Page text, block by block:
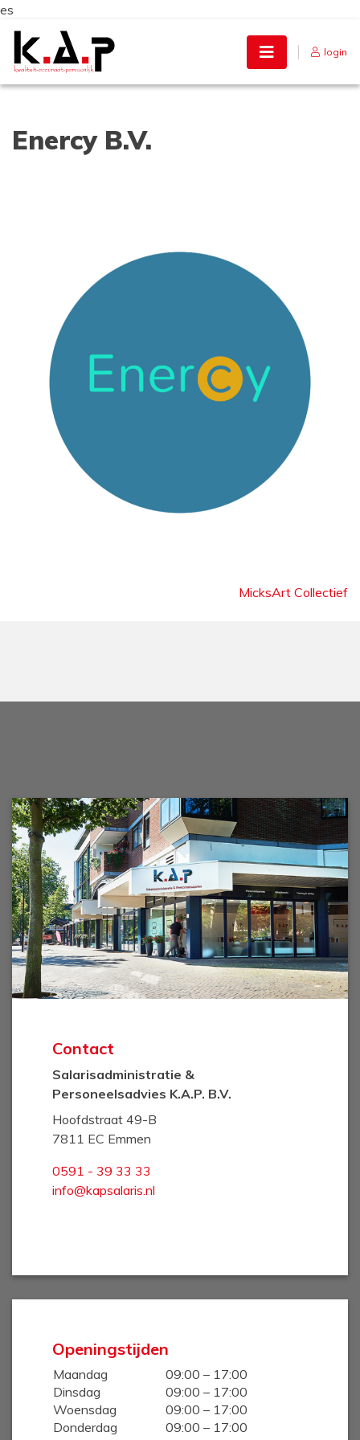
es
Skip
content
login
Enercy B.V.
MicksArt Collectief
Contact
Salarisadministratie &
Personeelsadvies K.A.P. B.V.
Hoofdstraat 49-B
7811 EC Emmen
0591 - 39 33 33
info@kapsalaris.nl
Openingstijden
Maandag
09:00 – 17:00
Dinsdag
09:00 – 17:00
Woensdag
09:00 – 17:00
Donderdag
09:00 – 17:00